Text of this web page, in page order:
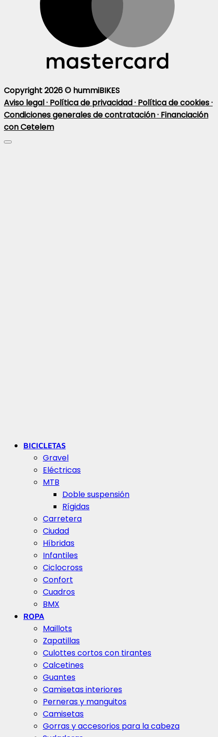
Copyright 2026 © hummiBIKES
Aviso legal · Política de privacidad · Política de cookies ·
Condiciones generales de contratación · Financiación
con Cetelem
BICICLETAS
Gravel
Eléctricas
MTB
Doble suspensión
Rígidas
Carretera
Ciudad
Híbridas
Infantiles
Ciclocross
Confort
Cuadros
BMX
ROPA
Maillots
Zapatillas
Culottes cortos con tirantes
Calcetines
Guantes
Camisetas interiores
Perneras y manguitos
Camisetas
Gorras y accesorios para la cabeza